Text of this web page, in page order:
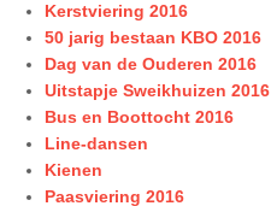
Kerstviering 2016
50 jarig bestaan KBO 2016
Dag van de Ouderen 2016
Uitstapje Sweikhuizen 2016
Bus en Boottocht 2016
Line-dansen
Kienen
Paasviering 2016